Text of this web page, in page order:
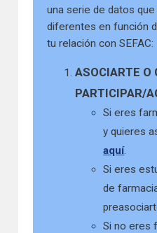
una serie de datos
diferentes en función
tu relación con SEFAC:
ASOCIARTE O
PARTICIPAR/
Si eres
y quieres
aquí.
Si eres
de
Si no eres